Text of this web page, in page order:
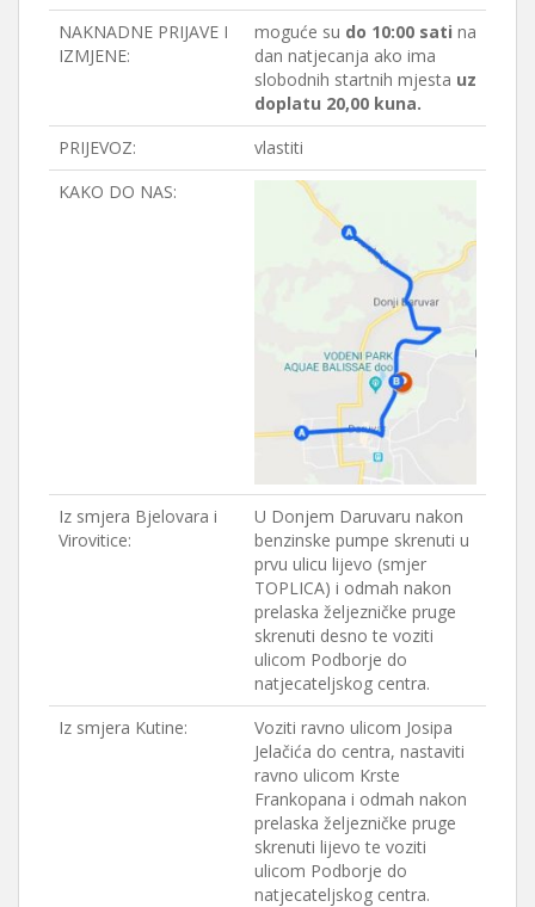
NAKNADNE PRIJAVE I
IZMJENE:
moguće su do 10:00 sati na
dan natjecanja ako ima
slobodnih startnih mjesta uz
doplatu 20,00 kuna.
PRIJEVOZ:
vlastiti
KAKO DO NAS:
Iz smjera Bjelovara i
Virovitice:
U Donjem Daruvaru nakon
benzinske pumpe skrenuti u
prvu ulicu lijevo (smjer
TOPLICA) i odmah nakon
prelaska željezničke pruge
skrenuti desno te voziti
ulicom Podborje do
natjecateljskog centra.
Iz smjera Kutine:
Voziti ravno ulicom Josipa
Jelačića do centra, nastaviti
ravno ulicom Krste
Frankopana i odmah nakon
prelaska željezničke pruge
skrenuti lijevo te voziti
ulicom Podborje do
natjecateljskog centra.